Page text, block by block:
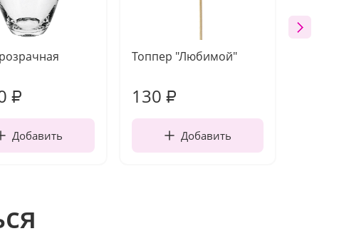
₽
Добавить
Топпер "Любимой"
130 ₽
Добавить